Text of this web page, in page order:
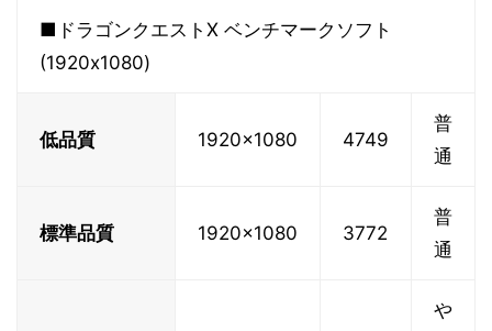
■ドラゴンクエストX ベンチマークソフト
(1920x1080)
低品質 1920x1080 4749
普
通
標準品質 1920x1080 3772
普
通
や